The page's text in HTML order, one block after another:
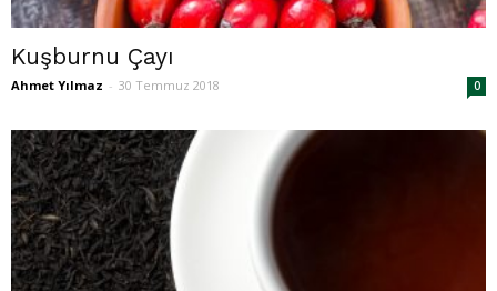
Kuşburnu Çayı
Ahmet Yılmaz - 30 Temmuz 2018 0